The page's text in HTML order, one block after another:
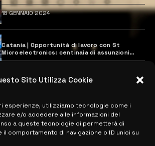
Sito Utilizza Cookie
esperienze, utilizziamo tecnologie come i
e/o accedere alle informazioni del
a queste tecnologie ci permetterà di
comportamento di navigazione o ID unici su
18 GENNAIO 2024
Catania | Opportunità di lavoro con St
Microelectronics: centinaia di assunzioni
previste